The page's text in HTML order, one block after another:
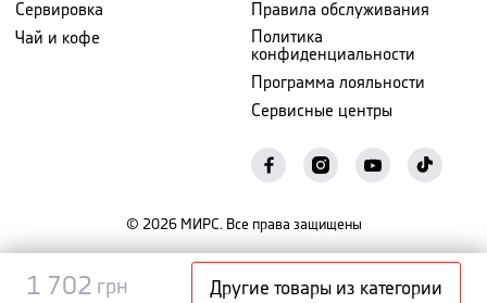
1 702 грн
о наличии
1 702 грн Другие товары из категории
Сервировка
Чай и кофе
Правила обслуживания
Политика
конфиденциальности
Программа лояльности
Сервисные центры
© 2026 МИРС. Все права защищены